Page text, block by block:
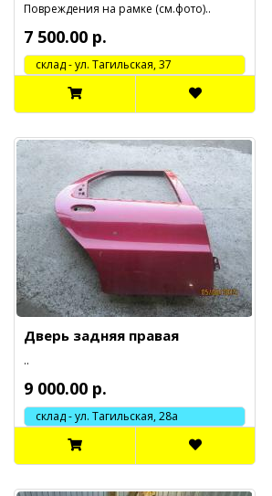
Повреждения на рамке (см.фото)..
7 500.00 р.
cклад - ул. Тагильская, 37
Дверь задняя правая
..
9 000.00 р.
склад - ул. Тагильская, 28а